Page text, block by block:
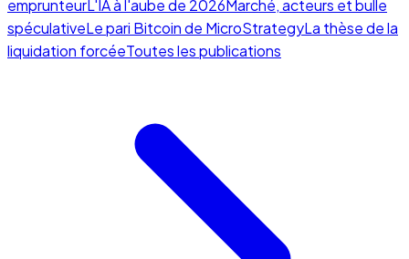
emprunteurL'IA à l'aube de 2026Marché, acteurs et bulle
spéculativeLe pari Bitcoin de MicroStrategyLa thèse de la
liquidation forcéeToutes les publications